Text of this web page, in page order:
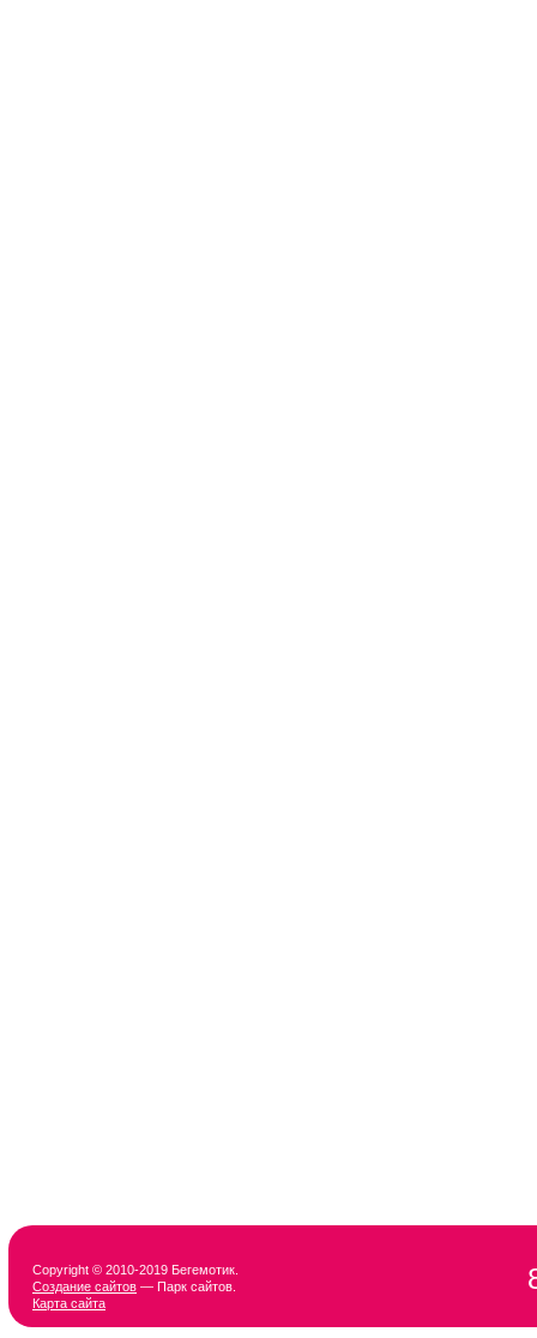
Copyright © 2010-2019 Бегемотик.
Создание сайтов — Парк сайтов.
Карта сайта